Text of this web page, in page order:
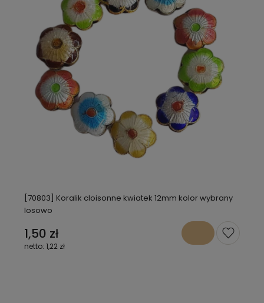
[70803] Koralik cloisonne kwiatek 12mm kolor wybrany
losowo
1,50 zł
1,22 zł